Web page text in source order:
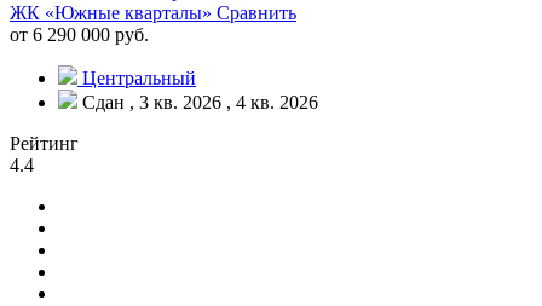
ЖК «Южные кварталы» Сравнить
от 6 290 000 руб.
Центральный
Сдан , 3 кв. 2026 , 4 кв. 2026
Рейтинг
4.4